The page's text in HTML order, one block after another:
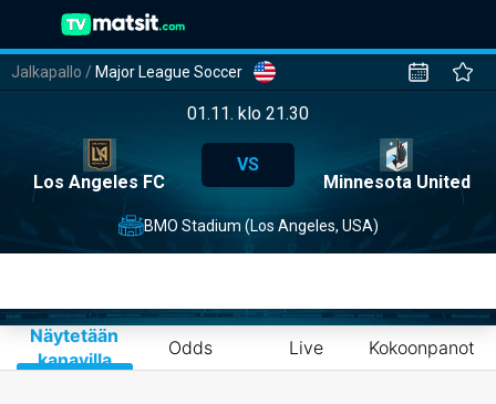
Jalkapallo / Major League Soccer
01.11. klo 21.30
Los Angeles FC
VS
Minnesota United
BMO Stadium (Los Angeles, USA)
Näytetään
kanavilla
Odds Live Kokoonpanot